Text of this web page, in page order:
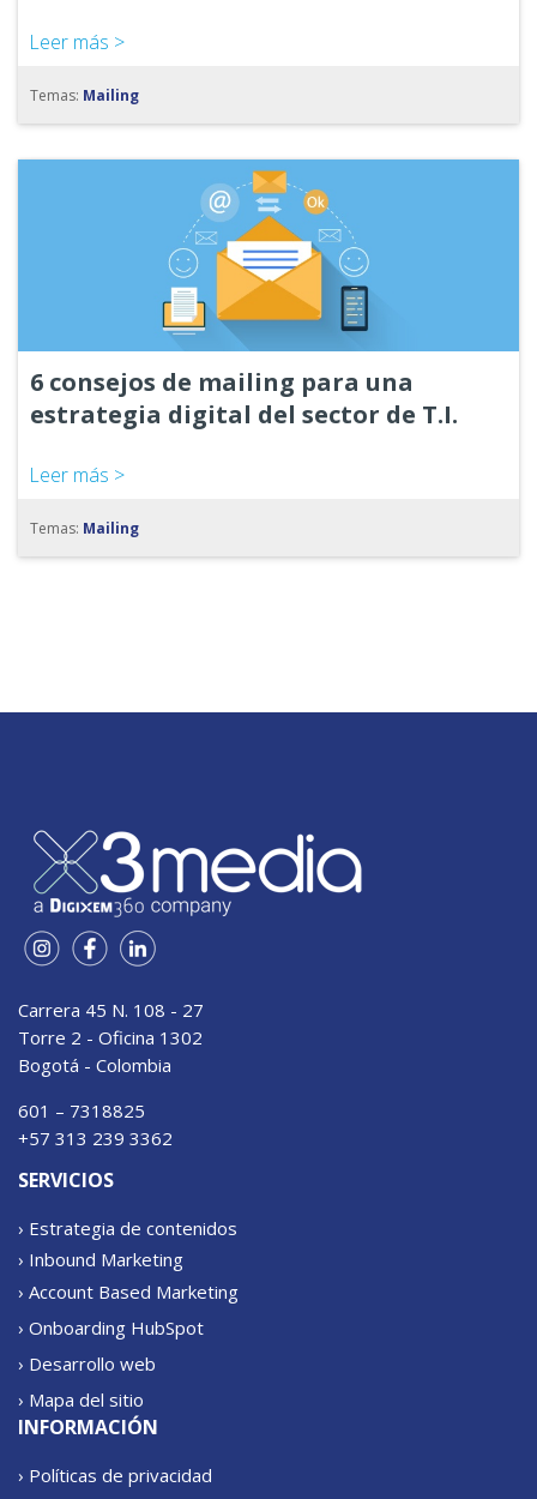
Leer más >
Temas: Mailing
6 consejos de mailing para una
estrategia digital del sector de T.I.
Leer más >
Temas: Mailing
Carrera 45 N. 108 - 27
Torre 2 - Oficina 1302
Bogotá - Colombia
601 – 7318825
+57 313 239 3362
SERVICIOS
› Estrategia de contenidos
› Inbound Marketing
› Account Based Marketing
› Onboarding HubSpot
› Desarrollo web
› Mapa del sitio
INFORMACIÓN
› Políticas de privacidad